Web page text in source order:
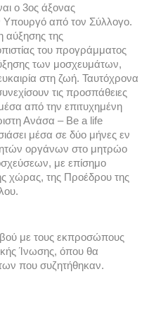
ο 3ος άξονας
Υπουργό από τον Σύλλογο.
αύξησης της
του προγράμματος
των μοσχευμάτων,
στη ζωή. Ταυτόχρονα
τις προσπάθειες
από την επιτυχημένη
Ανάσα – Be a life
μέσα σε δύο μήνες εν
οργάνων στο μητρώο
με επίσημο
χώρας, της Προέδρου της
με τους εκπροσώπους
Ίνωσης, όπου θα
που συζητήθηκαν.